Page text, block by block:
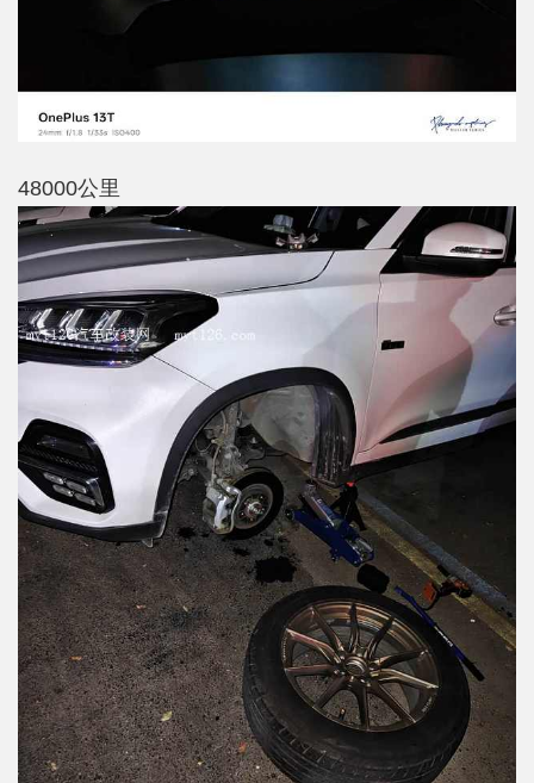
48000公里